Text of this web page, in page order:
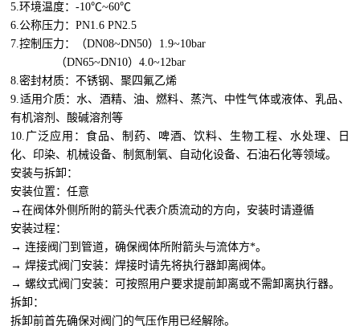
5.环境温度：-10℃~60℃
6.公称压力：PN1.6 PN2.5
7.控制压力：（DN08~DN50）1.9~10bar
（DN65~DN10）4.0~12bar
8.密封材质：不锈钢、聚四氟乙烯
9.适用介质：水、酒精、油、燃料、蒸汽、中性气体或液体、乳品、
有机溶剂、酸碱溶剂等
10.广泛应用：食品、制药、啤酒、饮料、生物工程、水处理、日
化、印染、机械设备、制氮制氧、自动化设备、石油石化等领域。
安装与拆卸：
安装位置：任意
→在阀体外侧所附的箭头代表介质流动的方向，安装时请遵循
安装过程：
→ 连接阀门到管道，确保阀体所附箭头与流体方*。
→ 焊接式阀门安装：焊接时请先将执行器卸离阀体。
→ 螺纹式阀门安装：可按照用户要求提前卸离或不需卸离执行器。
拆卸：
拆卸前首先确保对阀门的气压作用已经解除。